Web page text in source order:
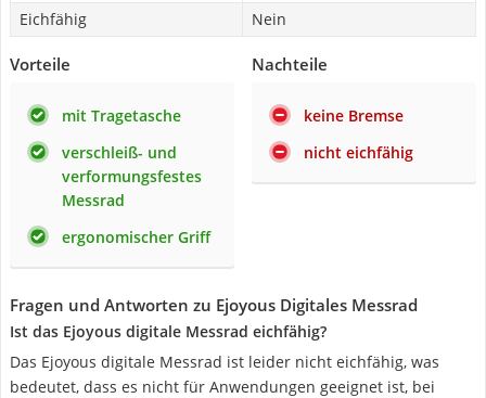
Eichfähig
Nein
Vorteile
mit Tragetasche
verschleiß- und
verformungsfestes
Messrad
ergonomischer Griff
Nachteile
keine Bremse
nicht eichfähig
Fragen und Antworten zu Ejoyous Digitales Messrad
Ist das Ejoyous digitale Messrad eichfähig?
Das Ejoyous digitale Messrad ist leider nicht eichfähig, was
bedeutet, dass es nicht für Anwendungen geeignet ist, bei